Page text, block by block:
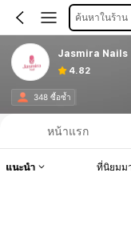
ค้นหาในร้าน
Jasmira Nails
4.82
348 ซื้อซ้ำ
หน้าแรก
แนะนำ ที่นิยมม